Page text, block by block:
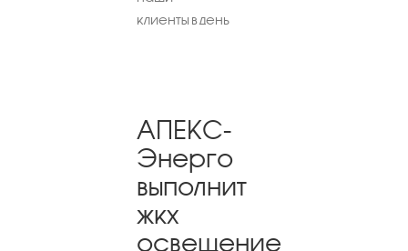
клиенты в день
АПЕКС-
Энерго
выполнит
жкх
освещение